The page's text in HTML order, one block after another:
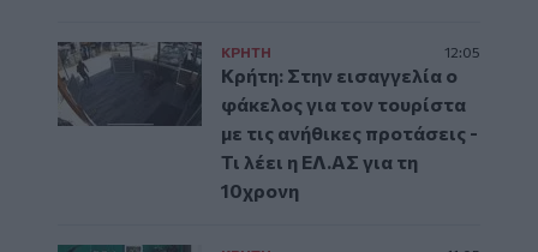
ΚΡΗΤΗ 12:05
Κρήτη: Στην εισαγγελία ο
φάκελος για τον τουρίστα
με τις ανήθικες προτάσεις -
Τι λέει η ΕΛ.ΑΣ για τη
10χρονη